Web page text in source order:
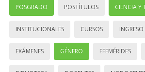
POSGRADO POSTÍTULOS CIENCIA Y
INSTITUCIONALES CURSOS INGRESO
EXÁMENES GÉNERO EFEMÉRIDES